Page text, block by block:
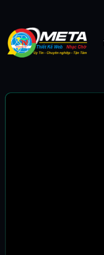
content